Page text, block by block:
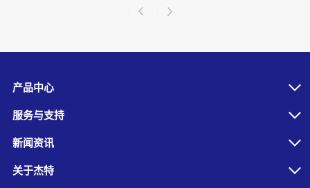
产品中心
服务与支持
新闻资讯
关于杰特